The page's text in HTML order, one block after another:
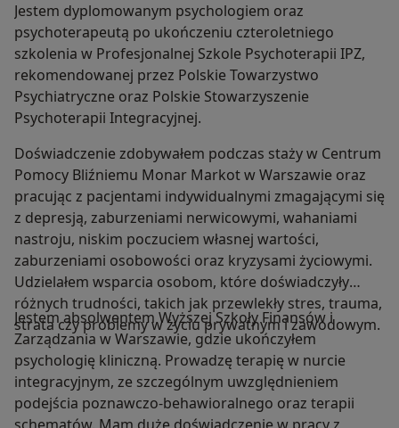
Jestem dyplomowanym psychologiem oraz
psychoterapeutą po ukończeniu czteroletniego
szkolenia w Profesjonalnej Szkole Psychoterapii IPZ,
rekomendowanej przez Polskie Towarzystwo
Psychiatryczne oraz Polskie Stowarzyszenie
Psychoterapii Integracyjnej.
Doświadczenie zdobywałem podczas staży w Centrum
Pomocy Bliźniemu Monar Markot w Warszawie oraz
pracując z pacjentami indywidualnymi zmagającymi się
z depresją, zaburzeniami nerwicowymi, wahaniami
nastroju, niskim poczuciem własnej wartości,
zaburzeniami osobowości oraz kryzysami życiowymi.
Udzielałem wsparcia osobom, które doświadczyły
różnych trudności, takich jak przewlekły stres, trauma,
strata czy problemy w życiu prywatnym i zawodowym.
Jestem absolwentem Wyższej Szkoły Finansów i
Zarządzania w Warszawie, gdzie ukończyłem
psychologię kliniczną. Prowadzę terapię w nurcie
integracyjnym, ze szczególnym uwzględnieniem
podejścia poznawczo-behawioralnego oraz terapii